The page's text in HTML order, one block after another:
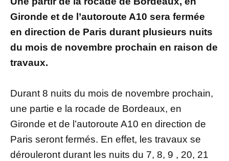
Gironde et de l’autoroute A10 sera fermée
en direction de Paris durant plusieurs nuits
du mois de novembre prochain en raison de
travaux.
Durant 8 nuits du mois de novembre prochain,
une partie e la rocade de Bordeaux, en
Gironde et de l’autoroute A10 en direction de
Paris seront fermés. En effet, les travaux se
dérouleront durant les nuits du 7, 8, 9 , 20, 21